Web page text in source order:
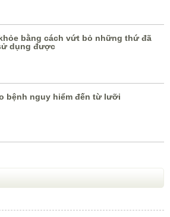
bằng cách vứt bỏ những thứ đã
dụng được
bệnh nguy hiểm đến từ lưỡi